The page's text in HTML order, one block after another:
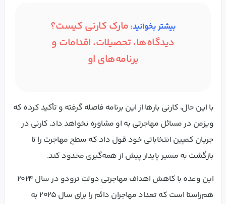
بیشتر بخوانید: مارک کارنی کیست؟
دیدگاه‌ها، تحصیلات، اقدامات و
برنامه‌های او
با این حال، کارنی بارها از این برنامه فاصله گرفته و تأکید کرده که
ویزمن در مسائل مهاجرتی به او مشاوره نخواهد داد. کارنی در
جریان کمپین انتخاباتی خود قول داد که سطح مهاجرت را تا
بازگشت به مسیر پایدار پیش از همه‌گیری محدود کند.
این وعده با کاهش اهداف مهاجرتی دولت ترودو در سال ۲۰۲۴
هم‌راستا است که تعداد مهاجران دائم را برای سال ۲۰۲۵ به